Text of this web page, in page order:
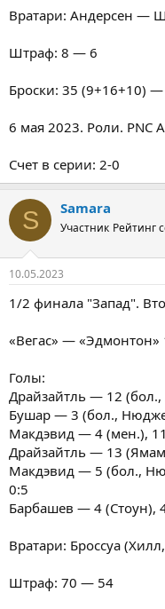
Вратари: Андерсен —
Штраф: 8 — 6
Броски: 35 (9+16+10)
6 мая 2023. Роли. PNC
Счет в серии: 2-0
S Samara
Участник Рейтинг
10.05.2023
1/2 финала "Запад".
«Вегас» — «Эдмонтон»
Голы:
Драйзайтль — 12
Бушар — 3 (бол.,
Макдэвид — 4 (мен.),
Драйзайтль — 13
Макдэвид — 5 (бол.,
0:5
Барбашев — 4 (Стоун),
Вратари: Броссуа
Штраф: 70 — 54